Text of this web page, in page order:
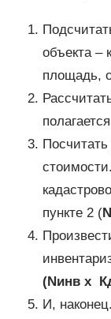
объекта –
площадь,
пункте 2 (
(Nинв х
И,